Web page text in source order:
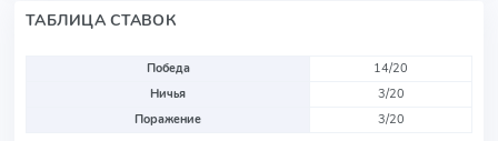
ТАБЛИЦА СТАВОК
Победа
14/20
Ничья
3/20
Поражение
3/20